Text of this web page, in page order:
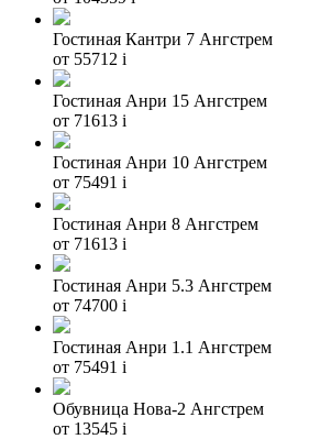
Гостиная Кантри 7 Ангстрем
от 55712 i
Гостиная Анри 15 Ангстрем
от 71613 i
Гостиная Анри 10 Ангстрем
от 75491 i
Гостиная Анри 8 Ангстрем
от 71613 i
Гостиная Анри 5.3 Ангстрем
от 74700 i
Гостиная Анри 1.1 Ангстрем
от 75491 i
Обувница Нова-2 Ангстрем
от 13545 i